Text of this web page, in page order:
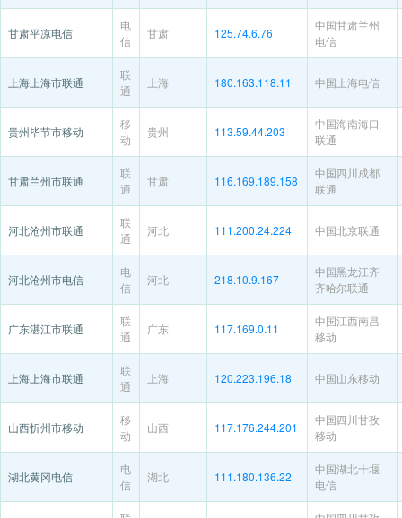
甘肃平凉电信
电
信
甘肃 125.74.6.76
中国甘肃兰州
电信
上海上海市联通
联
通
上海 180.163.118.11 中国上海电信
贵州毕节市移动
移
动
贵州 113.59.44.203
中国海南海口
联通
甘肃兰州市联通
联
通
甘肃 116.169.189.158
中国四川成都
联通
河北沧州市联通
联
通
河北 111.200.24.224 中国北京联通
河北沧州市电信
电
信
河北 218.10.9.167
中国黑龙江齐
齐哈尔联通
广东湛江市联通
联
通
广东 117.169.0.11
中国江西南昌
移动
上海上海市联通
联
通
上海 120.223.196.18 中国山东移动
山西忻州市移动
移
动
山西 117.176.244.201
中国四川甘孜
移动
湖北黄冈电信
电
信
湖北 111.180.136.22
中国湖北十堰
电信